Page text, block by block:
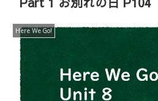
Here We Go!